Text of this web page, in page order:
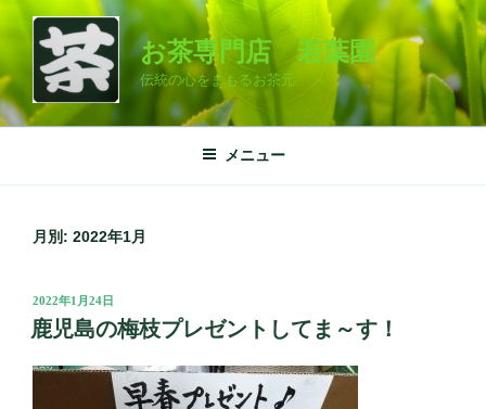
ン
ツ
お茶専門店 若葉園
伝統の心をまもるお茶元
メニュー
月別: 2022年1月
投
稿
日:
2022年1月24日
鹿児島の梅枝プレゼントしてま～す！